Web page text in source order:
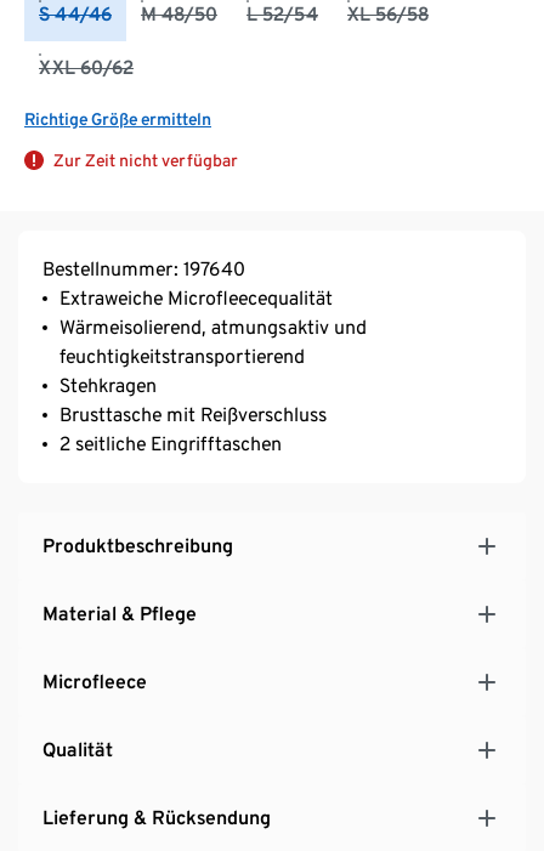
S 44/46 M 48/50 L 52/54 XL 56/58
XXL 60/62
Richtige Größe ermitteln
Zur Zeit nicht verfügbar
Bestellnummer: 197640
Extraweiche Microfleecequalität
Wärmeisolierend, atmungsaktiv und
feuchtigkeitstransportierend
Stehkragen
Brusttasche mit Reißverschluss
2 seitliche Eingrifftaschen
Produktbeschreibung
Material & Pflege
Microfleece
Qualität
Lieferung & Rücksendung